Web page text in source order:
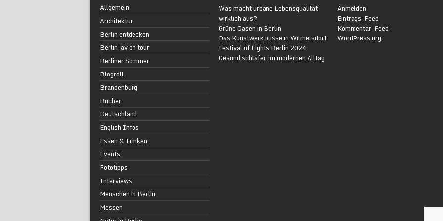
Allgemein
Architektur
Berlin entdecken
Berlin-av on tour
Berliner Sommer
Blogroll
Brandenburg
Bücher
Deutschland
English Infos
Essen & Trinken
Events
Fototipps
Interviews
Menschen in Berlin
Messen
Was macht urbane Lebensqualität
wirklich aus?
Grüne Oasen in Berlin
Das Kunstwerk blisse in Wilmersdorf
Festival of Lights Berlin 2024
Gesund schlafen im modernen Alltag
Anmelden
Eintrags-Feed
Kommentar-Feed
WordPress.org